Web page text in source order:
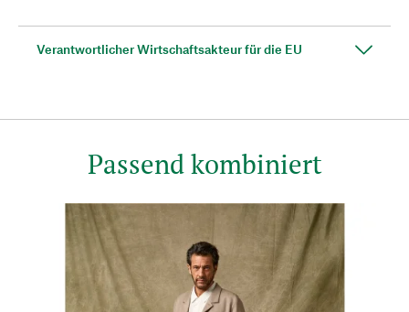
Verantwortlicher Wirtschaftsakteur für die EU
Passend kombiniert